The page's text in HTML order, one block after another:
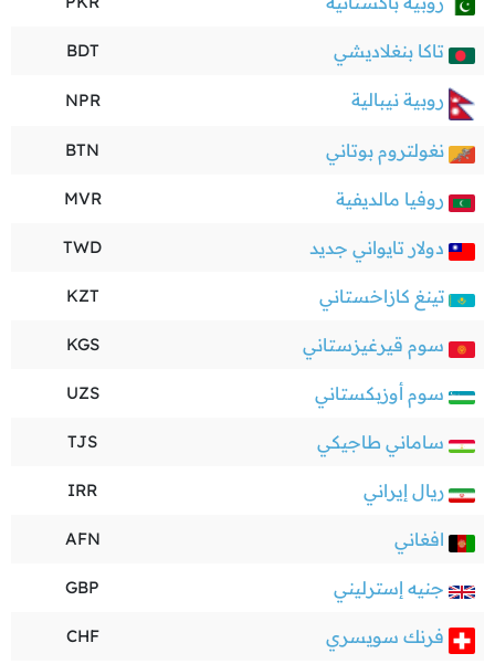
تاكا بنغلاديشي BDT
روبية نيبالية NPR
نغولتروم بوتاني BTN
روفيا مالديفية MVR
دولار تايواني جديد TWD
تينغ كازاخستاني KZT
سوم قيرغيزستاني KGS
سوم أوزبكستاني UZS
ساماني طاجيكي TJS
ريال إيراني IRR
افغاني AFN
جنيه إسترليني GBP
فرنك سويسري CHF